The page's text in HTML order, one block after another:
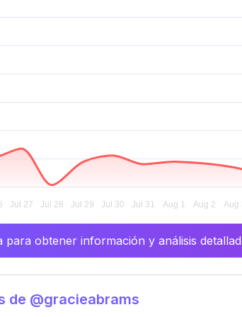
para obtener información y análisis
de @gracieabrams